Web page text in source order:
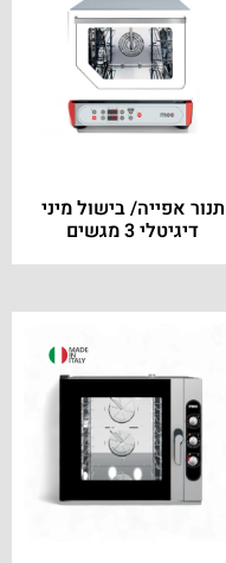
תנור אפייה/ בישול מיני
דיגיטלי 3 מגשים